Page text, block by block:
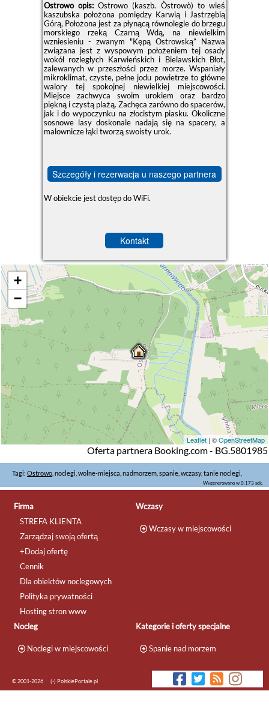
Ostrowo opis:Ostrowo (kaszb. Òstrowò) to wieś
kaszubska położona pomiędzy Karwią i Jastrzębią
Górą, Położona jest za płynącą równolegle do brzegu
morskiego rzeką Czarną Wdą, na niewielkim
wzniesieniu - zwanym "Kępą Ostrowską” Nazwa
związana jest z wyspowym położeniem tej osady
wokół rozległych Karwieńskich i Bielawskich Błot,
zalewanych w przeszłości przez morze. Wspaniały
mikroklimat, czyste, pełne jodu powietrze to główne
walory tej spokojnej niewielkiej miejscowości.
Miejsce zachwyca swoim urokiem oraz bardzo
piękną i czystą plażą. Zachęca zarówno do spacerów,
jak i do wypoczynku na złocistym piasku. Okoliczne
sosnowe lasy doskonale nadają się na spacery, a
malownicze łąki tworzą swoisty urok.
Szczegóły i rezerwacja u naszego partnera
W obiekcie jest dostęp do WiFi.
Kontakt
+
−
Leaflet | ©OpenStreetMap
Oferta partnera Booking.com - BG.5801985
Tagi: Ostrowo , noclegi, wolne-miejsca, nadmorzem, spanie, wczasy, tanie noclegi,
Wygenerowano w 0.173 sek.
Firma
STREFA KLIENTA
Zarządzaj swoją ofertą
+Dodaj ofertę
Cennik
Dla obiektów noclegowych
Polityka prywatności
Hosting stron www
Wczasy
Wczasy w miejscowości
Nocleg
Noclegi w miejscowości
Kategorie i oferty specjalne
Spanie nad morzem
© 2001-2026 (-) PolskiePortale.pl